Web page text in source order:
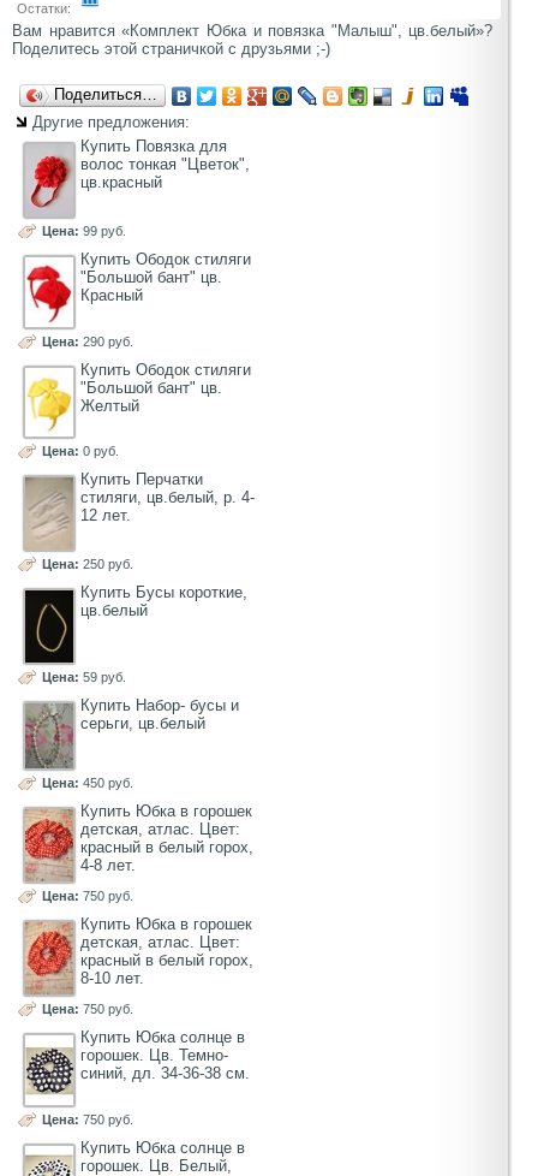
Остатки:
Вам нравится «Комплект Юбка и повязка "Малыш", цв.белый»?
Поделитесь этой страничкой с друзьями ;-)
Поделиться…
Другие предложения:
Купить Повязка для
волос тонкая "Цветок",
цв.красный
Цена: 99 руб.
Купить Ободок стиляги
"Большой бант" цв.
Красный
Цена: 290 руб.
Купить Ободок стиляги
"Большой бант" цв.
Желтый
Цена: 0 руб.
Купить Перчатки
стиляги, цв.белый, р. 4-
12 лет.
Цена: 250 руб.
Купить Бусы короткие,
цв.белый
Цена: 59 руб.
Купить Набор- бусы и
серьги, цв.белый
Цена: 450 руб.
Купить Юбка в горошек
детская, атлас. Цвет:
красный в белый горох,
4-8 лет.
Цена: 750 руб.
Купить Юбка в горошек
детская, атлас. Цвет:
красный в белый горох,
8-10 лет.
Цена: 750 руб.
Купить Юбка солнце в
горошек. Цв. Темно-
синий, дл. 34-36-38 см.
Цена: 750 руб.
Купить Юбка солнце в
горошек. Цв. Белый,